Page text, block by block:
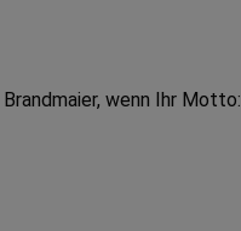
wenn Ihr